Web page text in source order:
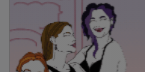
Especialmente emotiva fue
Roca, que conectó
gracias a su autenticidad y
discursos prefabricados
sincero y valiente, y con sus